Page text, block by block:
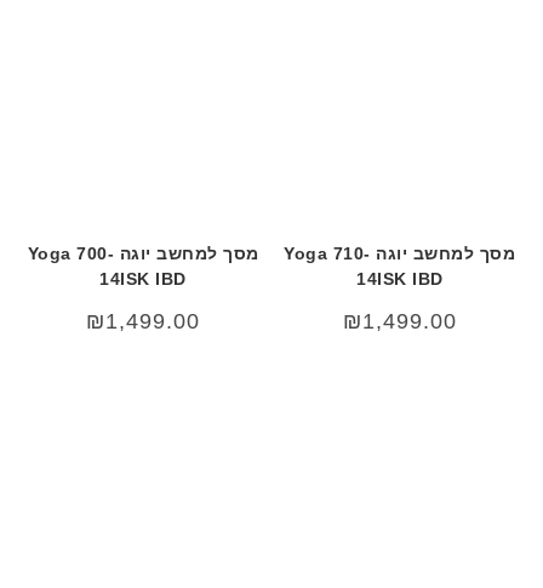
מסך למחשב יוגה Yoga 710-
14ISK IBD
₪1,499.00
מסך למחשב יוגה Yoga 700-
14ISK IBD
₪1,499.00